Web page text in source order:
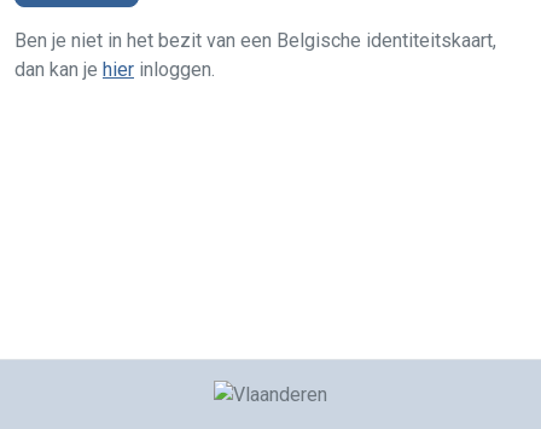
Ben je niet in het bezit van een Belgische identiteitskaart,
dan kan je hier inloggen.